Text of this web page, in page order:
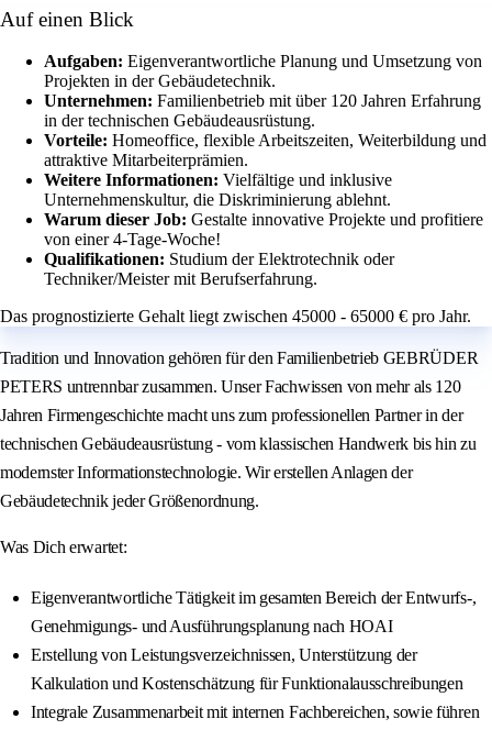
Auf einen Blick
Aufgaben: Eigenverantwortliche Planung und Umsetzung von
Projekten in der Gebäudetechnik.
Unternehmen: Familienbetrieb mit über 120 Jahren Erfahrung
in der technischen Gebäudeausrüstung.
Vorteile: Homeoffice, flexible Arbeitszeiten, Weiterbildung und
attraktive Mitarbeiterprämien.
Weitere Informationen: Vielfältige und inklusive
Unternehmenskultur, die Diskriminierung ablehnt.
Warum dieser Job: Gestalte innovative Projekte und profitiere
von einer 4-Tage-Woche!
Qualifikationen: Studium der Elektrotechnik oder
Techniker/Meister mit Berufserfahrung.
Das prognostizierte Gehalt liegt zwischen 45000 - 65000 € pro Jahr.
Tradition und Innovation gehören für den Familienbetrieb GEBRÜDER
PETERS untrennbar zusammen. Unser Fachwissen von mehr als 120
Jahren Firmengeschichte macht uns zum professionellen Partner in der
technischen Gebäudeausrüstung - vom klassischen Handwerk bis hin zu
modernster Informationstechnologie. Wir erstellen Anlagen der
Gebäudetechnik jeder Größenordnung.
Was Dich erwartet:
Eigenverantwortliche Tätigkeit im gesamten Bereich der Entwurfs-,
Genehmigungs- und Ausführungsplanung nach HOAI
Erstellung von Leistungsverzeichnissen, Unterstützung der
Kalkulation und Kostenschätzung für Funktionalausschreibungen
Integrale Zusammenarbeit mit internen Fachbereichen, sowie führen